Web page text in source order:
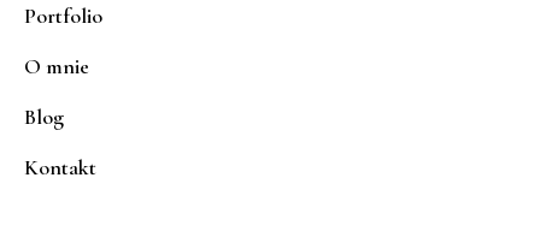
Portfolio
O mnie
Blog
Kontakt